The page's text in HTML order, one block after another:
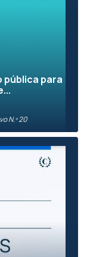
pública para
N.º 20